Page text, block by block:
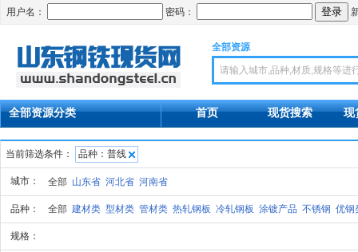
用户名： 密码：
全部资源
全部资源分类 首页 现货搜索 现
当前筛选条件： 品种：普线
城市： 全部 山东省 河北省 河南省
品种： 全部 建材类 型材类 管材类 热轧钢板 冷轧钢板 涂镀产品 不锈钢 优钢
规格：